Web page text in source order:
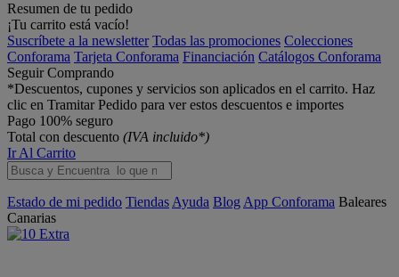
Resumen de tu pedido
¡Tu carrito está vacío!
Suscríbete a la newsletter Todas las promociones Colecciones
Conforama Tarjeta Conforama Financiación Catálogos Conforama
Seguir Comprando
*Descuentos, cupones y servicios son aplicados en el carrito. Haz
clic en Tramitar Pedido para ver estos descuentos e importes
Pago 100% seguro
Total con descuento (IVA incluido*)
Ir Al Carrito
Estado de mi pedido Tiendas Ayuda Blog App Conforama Baleares
Canarias